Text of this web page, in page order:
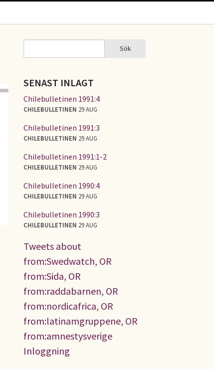
SÖKFORMULÄR Sök
SENAST INLAGT
Chilebulletinen 1991:4
CHILEBULLETINEN 29 AUG
Chilebulletinen 1991:3
CHILEBULLETINEN 29 AUG
Chilebulletinen 1991:1-2
CHILEBULLETINEN 29 AUG
Chilebulletinen 1990:4
CHILEBULLETINEN 29 AUG
Chilebulletinen 1990:3
CHILEBULLETINEN 29 AUG
Tweets about
from:Swedwatch, OR
from:Sida, OR
from:raddabarnen, OR
from:nordicafrica, OR
from:latinamgruppene, OR
from:amnestysverige
Inloggning